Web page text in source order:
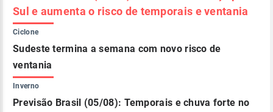
Sul e aumenta o risco de temporais e ventania
Ciclone
Sudeste termina a semana com novo risco de
ventania
Inverno
Previsão Brasil (05/08): Temporais e chuva forte no